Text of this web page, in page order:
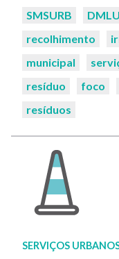
Palavras-
SMSURB DMLU
recolhimento
municipal
resíduo
foco
resíduos
SERVIÇOS